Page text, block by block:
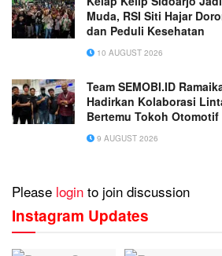
Muda, RSI Siti Hajar
dan Peduli Kesehatan
10 AUGUST 2026
Team SEMOBI.ID
Hadirkan Kolaborasi
Bertemu Tokoh Otomotif
9 AUGUST 2026
Please login to join discussion
Instagram Updates